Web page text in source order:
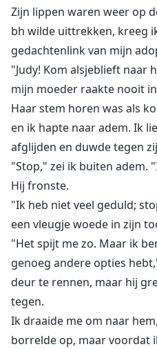
Zijn lippen waren weer op
bh wilde uittrekken, kreeg
gedachtenlink van mijn
"Judy! Kom alsjeblieft naar
mijn moeder raakte nooit
Haar stem horen was als
en ik hapte naar adem. Ik
afglijden en duwde tegen
"Stop," zei ik buiten adem.
Hij fronste.
"Ik heb niet veel geduld;
een vleugje woede in zijn
"Het spijt me zo. Maar ik
genoeg andere opties
deur te rennen, maar hij
tegen.
Ik draaide me om naar
borrelde op, maar voordat